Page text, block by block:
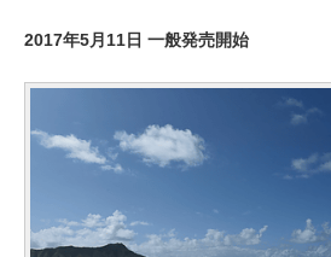
2017年5月11日 一般発売開始